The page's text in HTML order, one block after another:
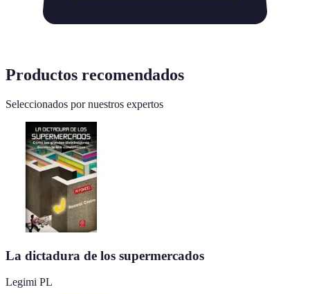
Productos recomendados
Seleccionados por nuestros expertos
La dictadura de los supermercados
Legimi PL